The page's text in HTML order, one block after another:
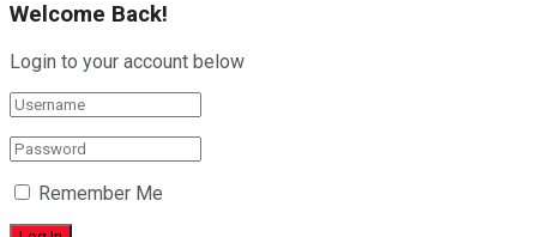
Welcome Back!
Login to your account below
Remember Me